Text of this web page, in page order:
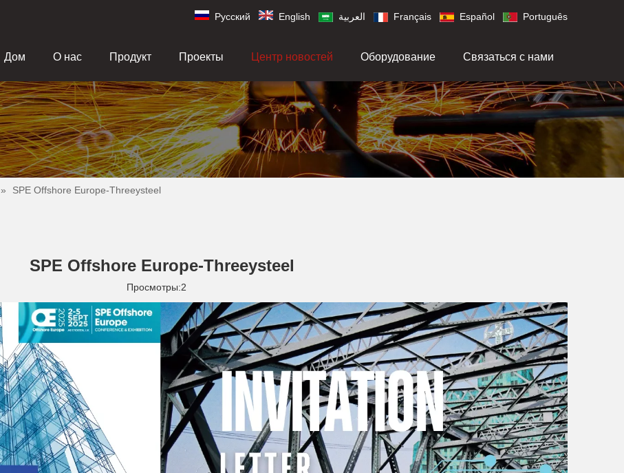
Pусский English العربية Français Español Português
Дом О нас Продукт Проекты Центр новостей Оборудование Связаться с нами
» SPE Offshore Europe-Threeysteel
SPE Offshore Europe-Threeysteel
Просмотры:2